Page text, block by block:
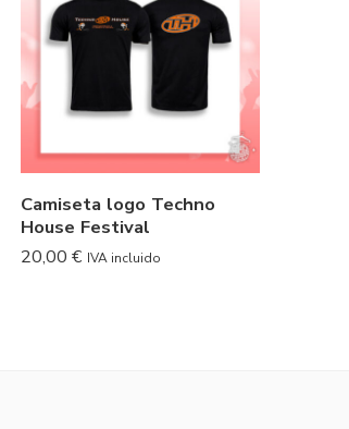
Camiseta logo Techno
House Festival
20,00 € IVA incluido